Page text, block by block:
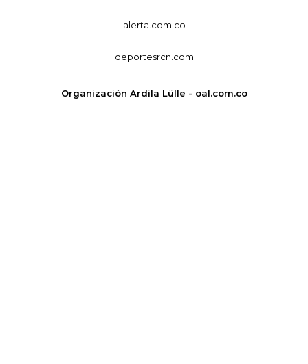
alerta.com.co
deportesrcn.com
Organización Ardila Lülle - oal.com.co